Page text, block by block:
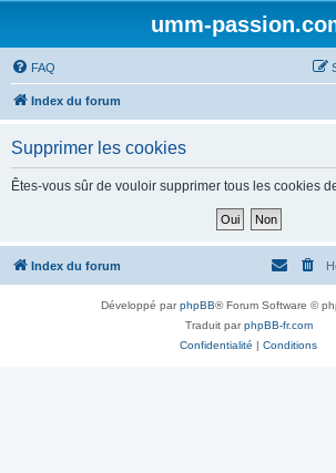
umm-
FAQ
Index du forum
Supprimer les cookies
Êtes-vous sûr de vouloir supprimer tous les cookies
Index du forum
Développé parphpBB® Forum Software ©
Traduit parphpBB-fr.com
Confidentialité | Conditions